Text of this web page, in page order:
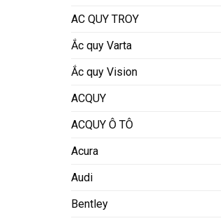
AC QUY TROY
Ắc quy Varta
Ắc quy Vision
ACQUY
ACQUY Ô TÔ
Acura
Audi
Bentley